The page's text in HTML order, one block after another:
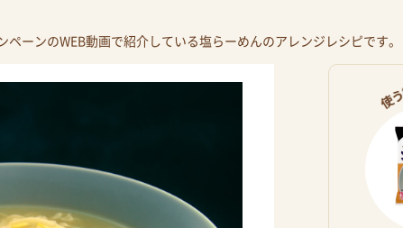
ペーンのWEB動画で紹介している塩らーめんのアレンジレシピです。